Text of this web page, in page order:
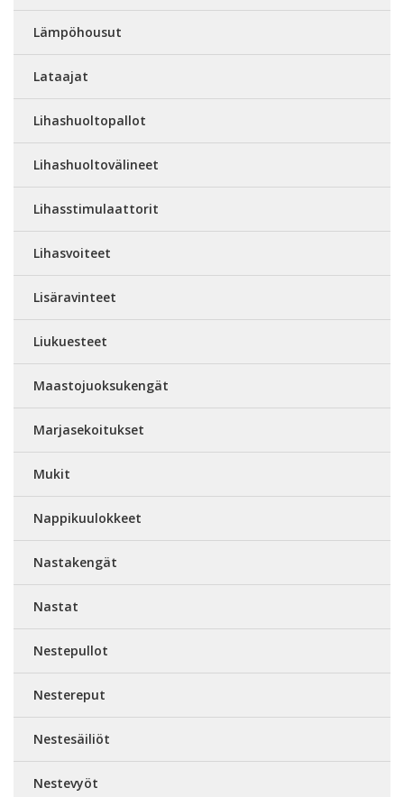
Lämpöhousut
Lataajat
Lihashuoltopallot
Lihashuoltovälineet
Lihasstimulaattorit
Lihasvoiteet
Lisäravinteet
Liukuesteet
Maastojuoksukengät
Marjasekoitukset
Mukit
Nappikuulokkeet
Nastakengät
Nastat
Nestepullot
Nestereput
Nestesäiliöt
Nestevyöt